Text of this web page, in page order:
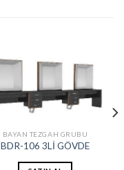
BAYAN TEZGAH GRUBU
BDR-106 3Lİ GÖVDE